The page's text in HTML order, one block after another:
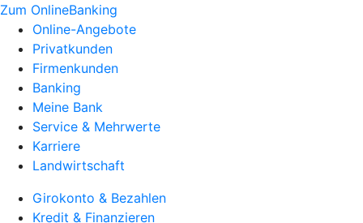
Zum OnlineBanking
Online-Angebote
Privatkunden
Firmenkunden
Banking
Meine Bank
Service & Mehrwerte
Karriere
Landwirtschaft
Girokonto & Bezahlen
Kredit & Finanzieren